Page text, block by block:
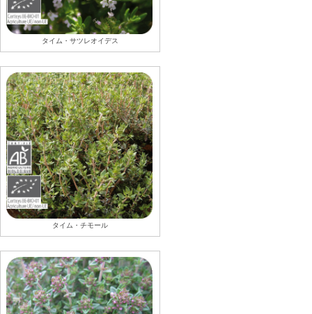
タイム・サツレオイデス
タイム・チモール